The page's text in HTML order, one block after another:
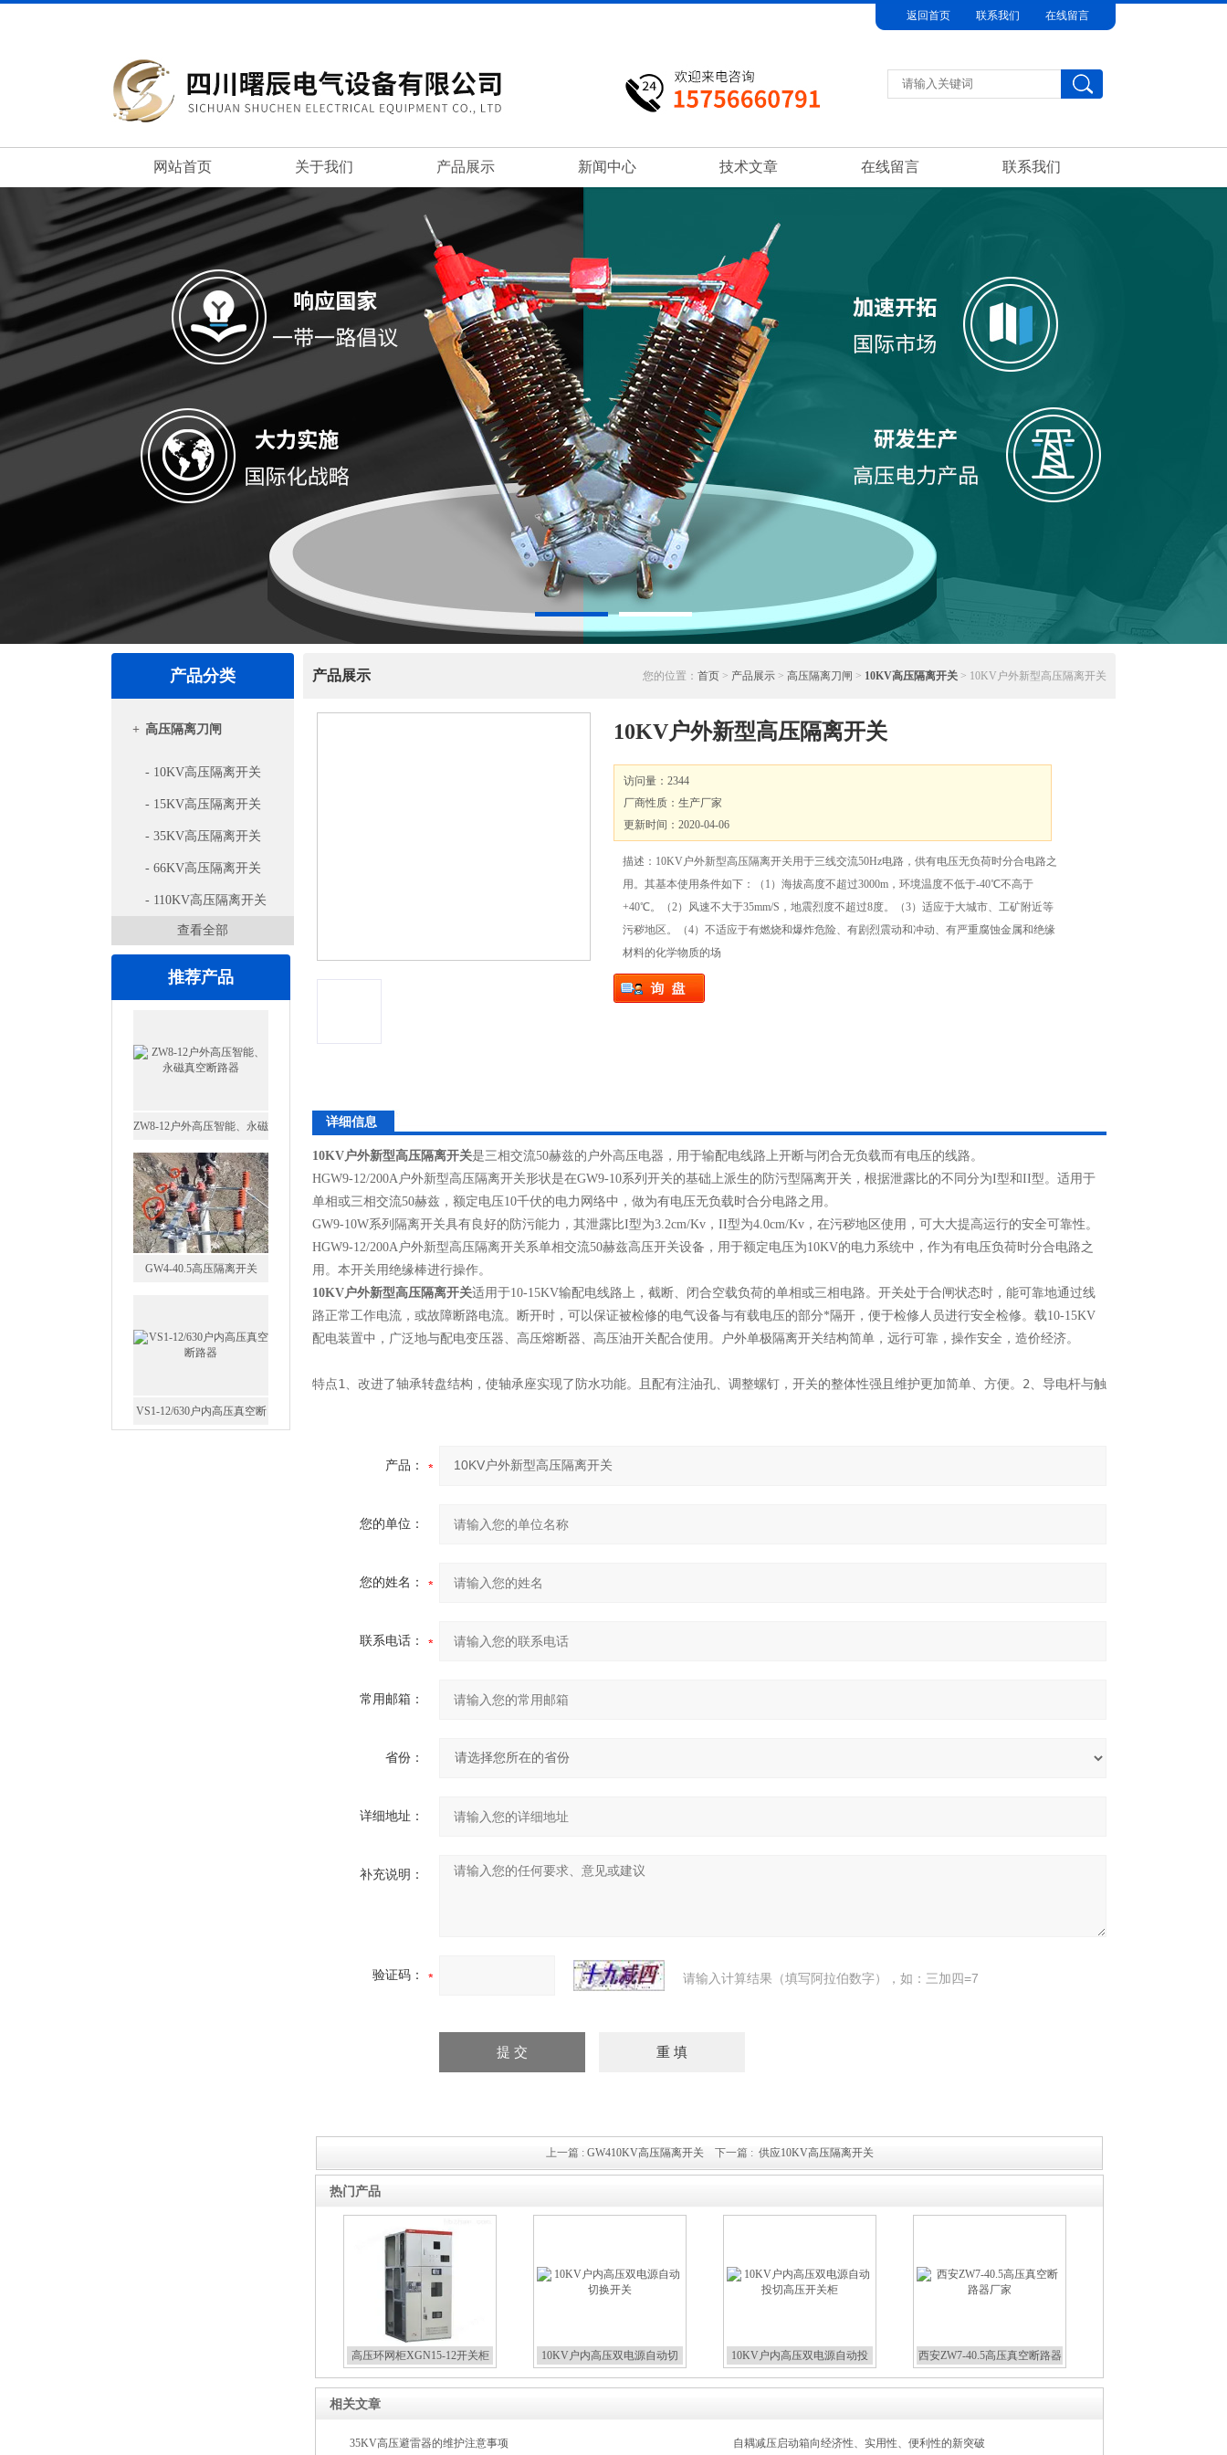
返回首页 联系我们 在线留言
网站首页 关于我们 产品展示 新闻中心 技术文章 在线留言 联系我们
产品分类
+ 高压隔离刀闸
- 10KV高压隔离开关
- 15KV高压隔离开关
- 35KV高压隔离开关
- 66KV高压隔离开关
- 110KV高压隔离开关
查看全部
推荐产品
真空断路器
GW4-40.5高压隔离开关
路器
产品展示 您的位置： 首页 > 产品展示 > 高压隔离刀闸 > 10KV高压隔离开关 > 10KV户外新型高压隔离开关
10KV户外新型高压隔离开关
访问量：2344
厂商性质：生产厂家
更新时间：2020-04-06
描述：10KV户外新型高压隔离开关用于三线交流50Hz电路，供有电压无负荷时分合电路之
用。其基本使用条件如下：（1）海拔高度不超过3000m，环境温度不低于-40℃不高于
+40℃。（2）风速不大于35mm/S，地震烈度不超过8度。（3）适应于大城市、工矿附近等
污秽地区。（4）不适应于有燃烧和爆炸危险、有剧烈震动和冲动、有严重腐蚀金属和绝缘
材料的化学物质的场
详细信息
10KV户外新型高压隔离开关是三相交流50赫兹的户外高压电器，用于输配电线路上开断与闭合无负载而有电压的线路。
HGW9-12/200A户外新型高压隔离开关形状是在GW9-10系列开关的基础上派生的防污型隔离开关，根据泄露比的不同分为I型和II型。适用于
单相或三相交流50赫兹，额定电压10千伏的电力网络中，做为有电压无负载时合分电路之用。
GW9-10W系列隔离开关具有良好的防污能力，其泄露比I型为3.2cm/Kv，II型为4.0cm/Kv，在污秽地区使用，可大大提高运行的安全可靠性。
HGW9-12/200A户外新型高压隔离开关系单相交流50赫兹高压开关设备，用于额定电压为10KV的电力系统中，作为有电压负荷时分合电路之
用。本开关用绝缘棒进行操作。
10KV户外新型高压隔离开关适用于10-15KV输配电线路上，截断、闭合空载负荷的单相或三相电路。开关处于合闸状态时，能可靠地通过线
路正常工作电流，或故障断路电流。断开时，可以保证被检修的电气设备与有载电压的部分*隔开，便于检修人员进行安全检修。载10-15KV
配电装置中，广泛地与配电变压器、高压熔断器、高压油开关配合使用。户外单极隔离开关结构简单，远行可靠，操作安全，造价经济。
特点1、改进了轴承转盘结构，使轴承座实现了防水功能。且配有注油孔、调整螺钉，开关的整体性强且维护更加简单、方便。2、导电杆与触头之间、导电杆
产品：
您的单位：
您的姓名：
联系电话：
常用邮箱：
省份：
详细地址：
补充说明：
验证码： 请输入计算结果（填写阿拉伯数字），如：三加四=7
上一篇 : GW410KV高压隔离开关下一篇 : 供应10KV高压隔离开关
热门产品
高压环网柜XGN15-12开关柜
10KV户内高压双电源自动切
10KV户内高压双电源自动投
西安ZW7-40.5高压真空断路器
相关文章
35KV高压避雷器的维护注意事项 自耦减压启动箱向经济性、实用性、便利性的新突破